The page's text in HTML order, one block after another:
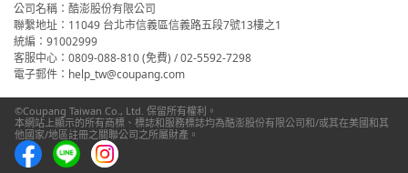
公司名稱：酷澎股份有限公司
聯繫地址：11049 台北市信義區信義路五段7號13樓之1
統編：91002999
客服中心：0809-088-810 (免費) / 02-5592-7298
電子郵件：help_tw@coupang.com
©Coupang Taiwan Co., Ltd. 保留所有權利。
本網站上顯示的所有商標、標誌和服務標誌均為酷澎股份有限公司和/或其在美國和其
他國家/地區註冊之關聯公司之所屬財產。